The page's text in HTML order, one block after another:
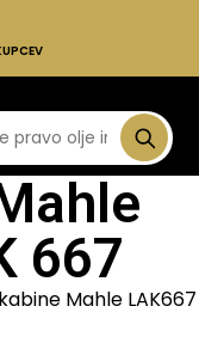
667
Mahle LAK667